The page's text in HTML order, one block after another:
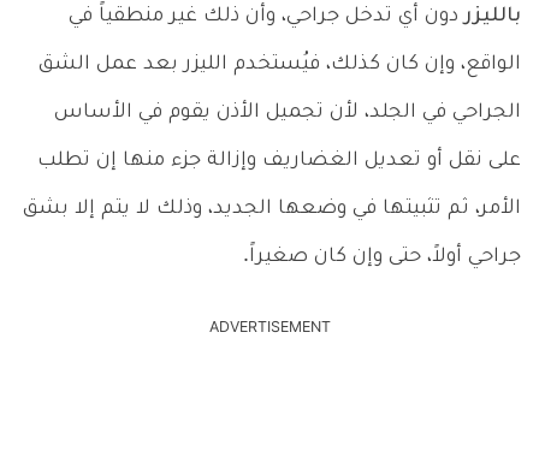
بالليزردون أي تدخل جراحي، وأن ذلك غير منطقياً في
الواقع، وإن كان كذلك، فيُستخدم الليزر بعد عمل الشق
الجراحي في الجلد، لأن تجميل الأذن يقوم في الأساس
على نقل أو تعديل الغضاريف وإزالة جزء منها إن تطلب
الأمر، ثم تثبيتها في وضعها الجديد، وذلك لا يتم إلا بشق
جراحي أولاً، حتى وإن كان صغيراً.
ADVERTISEMENT